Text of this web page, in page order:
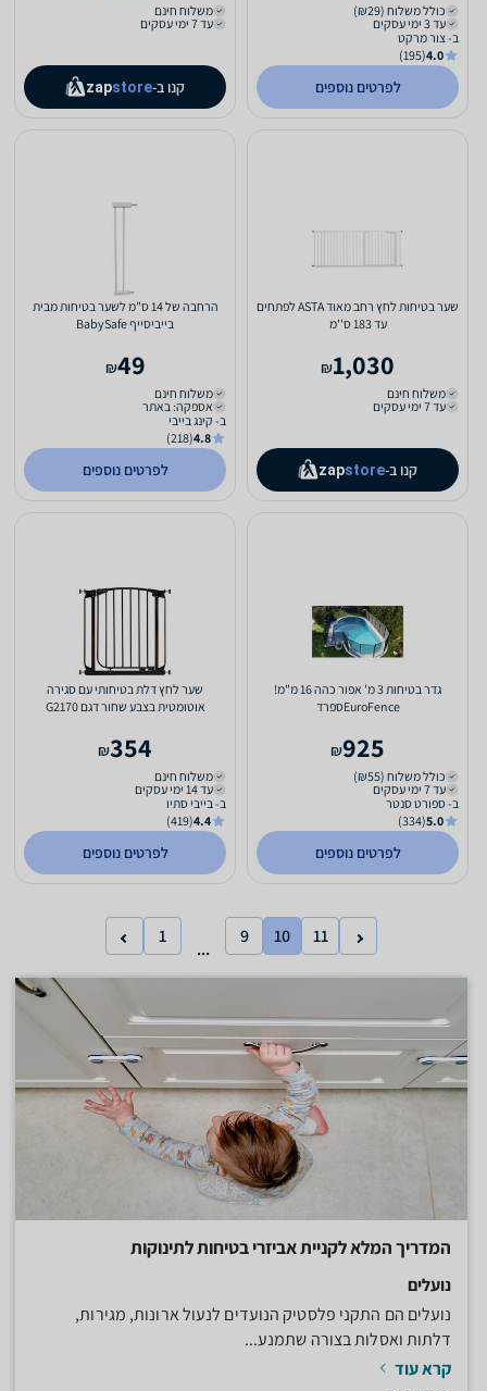
כולל משלוח (₪29)
עד 3 ימי עסקים
ב- צור מרקט
4.0
(195)
לפרטים נוספים
משלוח חינם
עד 7 ימי עסקים
קנו ב- zapstore
שער בטיחות לחץ רחב מאוד ASTA לפתחים
עד 183 ס''מ
1,030
₪
משלוח חינם
עד 7 ימי עסקים
קנו ב- zapstore
הרחבה של 14 ס"מ לשער בטיחות מבית
בייביסייף BabySafe
49
₪
משלוח חינם
אספקה: באתר
ב- קינג בייבי
4.8
(218)
לפרטים נוספים
גדר בטיחות 3 מ' אפור כהה 16 מ"מ!
EuroFenceספרד
925
₪
כולל משלוח (₪55)
עד 7 ימי עסקים
ב- ספורט סנטר
5.0
(334)
לפרטים נוספים
שער לחץ דלת בטיחותי עם סגירה
אוטומטית בצבע שחור דגם G2170
354
₪
משלוח חינם
עד 14 ימי עסקים
ב- בייבי סתיו
4.4
(419)
לפרטים נוספים
1
...
9 10 11
המדריך המלא לקניית אביזרי בטיחות לתינוקות
נועלים
נועלים הם התקני פלסטיק הנועדים לנעול ארונות, מגירות,
דלתות ואסלות בצורה שתמנע...
קרא עוד